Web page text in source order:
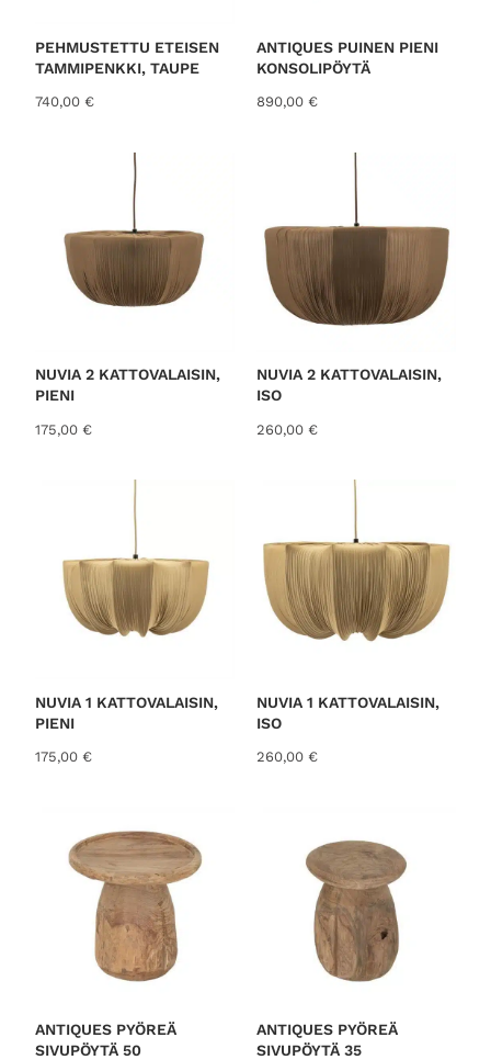
PEHMUSTETTU ETEISEN
TAMMIPENKKI, TAUPE
740,00 €
ANTIQUES PUINEN PIENI
KONSOLIPÖYTÄ
890,00 €
NUVIA 2 KATTOVALAISIN,
PIENI
175,00 €
NUVIA 2 KATTOVALAISIN,
ISO
260,00 €
NUVIA 1 KATTOVALAISIN,
PIENI
175,00 €
NUVIA 1 KATTOVALAISIN,
ISO
260,00 €
ANTIQUES PYÖREÄ
SIVUPÖYTÄ 50
ANTIQUES PYÖREÄ
SIVUPÖYTÄ 35